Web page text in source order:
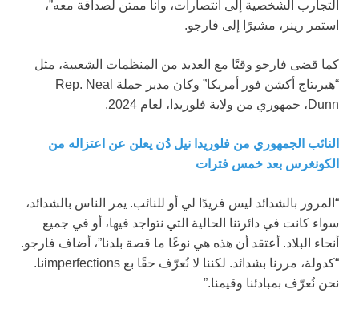
التجارب الشخصية إلى انتصارات، وأنا ممتن لصداقة معه”،
استمر رينر، مشيرًا إلى فارجو.
كما قضى فارجو وقتًا مع العديد من المنظمات الشعبية، مثل
“هيريتاج أكشن فور أمريكا” وكان مدير حملة Rep. Neal
Dunn، جمهوري من ولاية فلوريدا، لعام 2024.
النائب الجمهوري من فلوريدا نيل دُن يعلن عن اعتزاله من
الكونغرس بعد خمس فترات
“المرور بالشدائد ليس فريدًا لي أو للنائب. يمر الناس بالشدائد،
سواء كانت في دائرتنا الحالية التي نتواجد فيها، أو في جميع
أنحاء البلاد. أعتقد أن هذه هي نوعًا ما قصة بلدنا”، أضاف فارجو.
“كدولة، مررنا بشدائد. لكننا لا نُعرّف حقًا بع imperfectionsنا.
نحن نُعرّف بمبادئنا وقيمنا.”